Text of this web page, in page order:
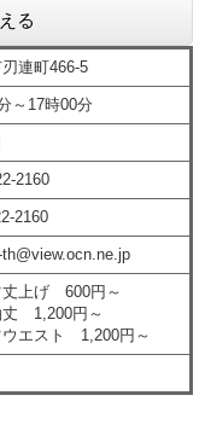
る
466-5
17時00分
げ 600円～
円～
1,200円～